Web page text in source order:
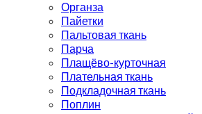
Органза
Пайетки
Пальтовая ткань
Парча
Плащёво-курточная
Плательная ткань
Подкладочная ткань
Поплин